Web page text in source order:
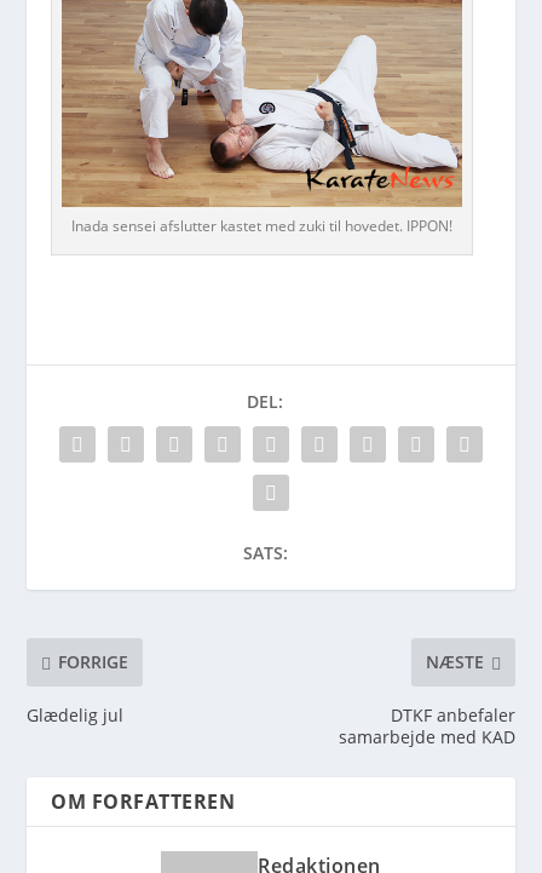
Inada sensei afslutter kastet med zuki til hovedet. IPPON!
DEL:
SATS:
FORRIGE
Glædelig jul
NÆSTE
DTKF anbefaler
samarbejde med KAD
OM FORFATTEREN
Redaktionen